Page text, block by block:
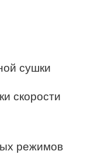
сушки
скорости
режимов